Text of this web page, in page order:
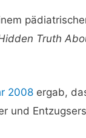
Truth
2008 ergab,
und